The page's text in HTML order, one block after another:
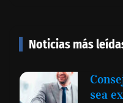
Noticias más
sea